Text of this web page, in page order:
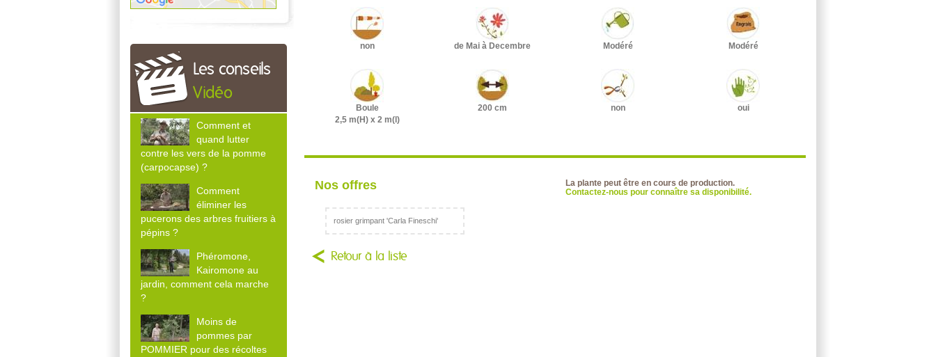
Les conseils
Vidéo
Comment et
quand lutter
contre les vers de la pomme
(carpocapse) ?
Comment
éliminer les
pucerons des arbres fruitiers à
pépins ?
Phéromone,
Kairomone au
jardin, comment cela marche
?
Moins de
pommes par
POMMIER pour des récoltes
non de Mai à Decembre Modéré Modéré
Boule
2,5 m(H) x 2 m(l)
200 cm non oui
Nos offres
La plante peut être en cours de production.
Contactez-nous pour connaître sa disponibilité.
rosier grimpant 'Carla Fineschi'
Retour à la liste